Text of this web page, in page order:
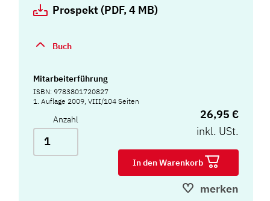
Prospekt (PDF, 4 MB)
Buch
Mitarbeiterführung
ISBN: 9783801720827
1. Auflage 2009, VIII/104 Seiten
Anzahl
26,95 €
inkl. USt.
In den Warenkorb
merken